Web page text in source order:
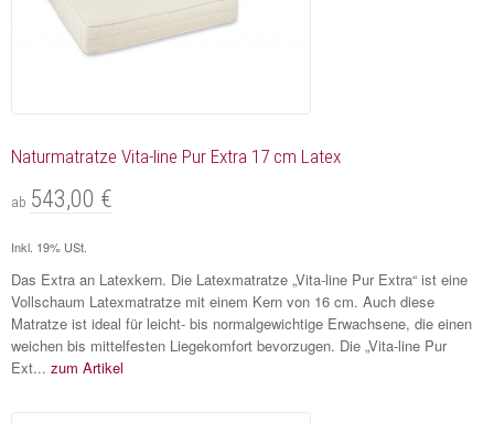
Naturmatratze Vita-line Pur Extra 17 cm Latex
ab 543,00 €
Inkl. 19% USt.
Das Extra an Latexkern. Die Latexmatratze „Vita-line Pur Extra“ ist eine
Vollschaum Latexmatratze mit einem Kern von 16 cm. Auch diese
Matratze ist ideal für leicht- bis normalgewichtige Erwachsene, die einen
weichen bis mittelfesten Liegekomfort bevorzugen. Die „Vita-line Pur
Ext... zum Artikel